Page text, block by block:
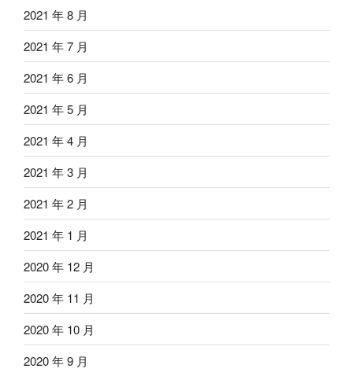
2021 年 8 月
2021 年 7 月
2021 年 6 月
2021 年 5 月
2021 年 4 月
2021 年 3 月
2021 年 2 月
2021 年 1 月
2020 年 12 月
2020 年 11 月
2020 年 10 月
2020 年 9 月